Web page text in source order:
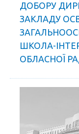
ДОБОРУ
ЗАКЛАДУ
ШКОЛА-
ОБЛАСНОЇ